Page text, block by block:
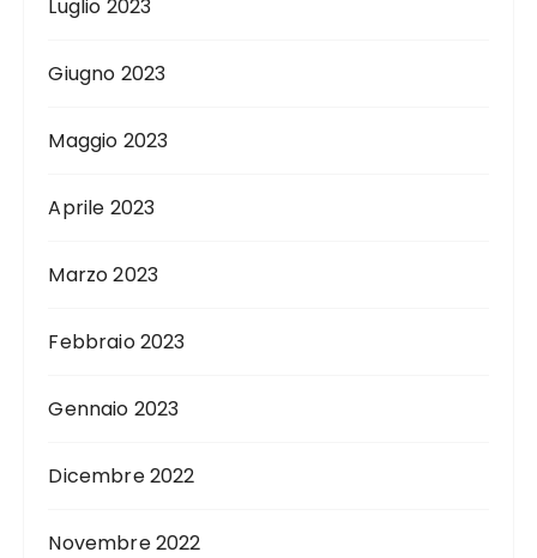
Luglio 2023
Giugno 2023
Maggio 2023
Aprile 2023
Marzo 2023
Febbraio 2023
Gennaio 2023
Dicembre 2022
Novembre 2022